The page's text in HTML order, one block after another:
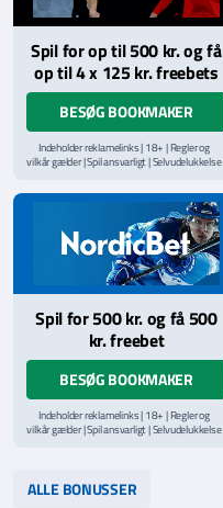
Spil for op til 500 kr. og få
op til 4 x 125 kr. freebets
BESØG BOOKMAKER
Indeholder reklamelinks | 18+ | Regler og
vilkår gælder | Spil ansvarligt | Selvudelukkelse
hjælpelinje påStopSpillet.dk
Læs vilkår og betingelserher
Spil for 500 kr. og få 500
kr. freebet
BESØG BOOKMAKER
Indeholder reklamelinks | 18+ | Regler og
vilkår gælder | Spil ansvarligt | Selvudelukkelse
ALLE BONUSSER